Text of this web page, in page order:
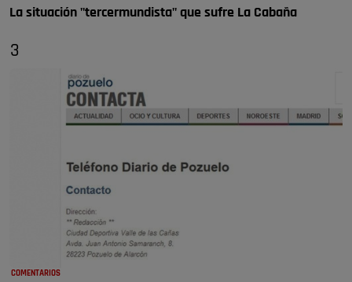
La situación "tercermundista" que sufre La Cabaña
3
COMENTARIOS